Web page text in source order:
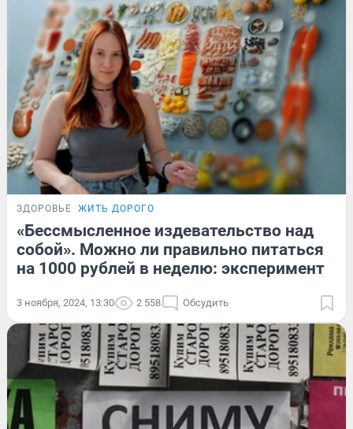
ЗДОРОВЬЕ ЖИТЬ ДОРОГО
«Бессмысленное издевательство над
собой». Можно ли правильно питаться
на 1000 рублей в неделю: эксперимент
3 ноября, 2024, 13:30 2 558 Обсудить